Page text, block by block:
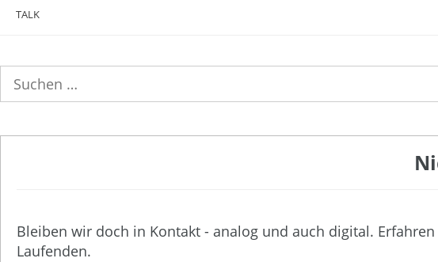
TALK
nach:
Bleiben wir doch in Kontakt - analog und auch digital.
Laufenden.